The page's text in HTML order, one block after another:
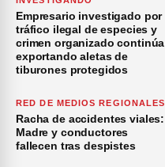
Empresario investigado por
tráfico ilegal de especies y
crimen organizado continúa
exportando aletas de
tiburones protegidos
RED DE MEDIOS REGIONALES
Racha de accidentes viales:
Madre y conductores
fallecen tras despistes